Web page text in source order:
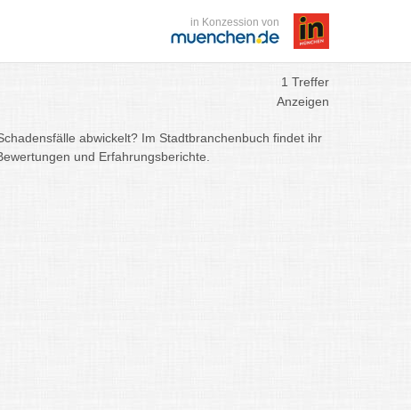
in Konzession von
1 Treffer
Anzeigen
abwickelt? Im Stadtbranchenbuch findet ihr
und Erfahrungsberichte.